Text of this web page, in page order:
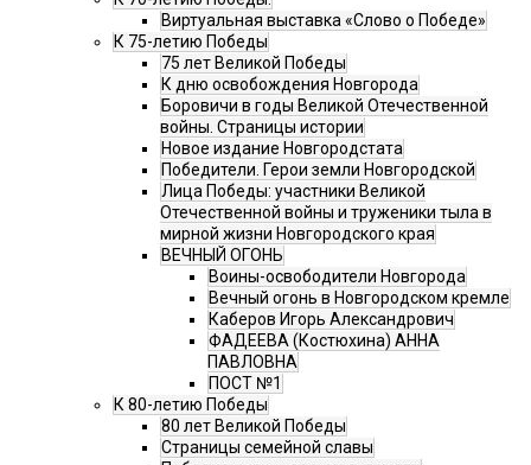
Виртуальная выставка «Слово о Победе»
К 75-летию Победы
75 лет Великой Победы
К дню освобождения Новгорода
Боровичи в годы Великой Отечественной
войны. Страницы истории
Новое издание Новгородстата
Победители. Герои земли Новгородской
Лица Победы: участники Великой
Отечественной войны и труженики тыла в
мирной жизни Новгородского края
ВЕЧНЫЙ ОГОНЬ
Воины-освободители Новгорода
Вечный огонь в Новгородском кремле
Каберов Игорь Александрович
ФАДЕЕВА (Костюхина) АННА
ПАВЛОВНА
ПОСТ №1
К 80-летию Победы
80 лет Великой Победы
Страницы семейной славы